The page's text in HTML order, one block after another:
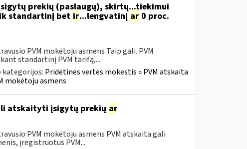
prekių (paslaugų), skirtų...tiekimui
standartinį bet ir...lengvatinį ar0 proc.
PVM mokėtoju asmens Taip gali. PVM
standartinį PVM tarifą,...
kategorijos: Pridėtinės vertės mokestis » PVM atskaita
mokėtoju asmens
atskaityti įsigytų prekių ar
PVM mokėtoju asmens PVM atskaita gali
įregistruotus PVM...